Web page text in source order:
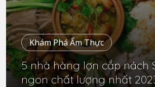
Khám Phá Ẩm Thực
5 nhà hàng lợn cắp nách
ngon chất lượng nhất